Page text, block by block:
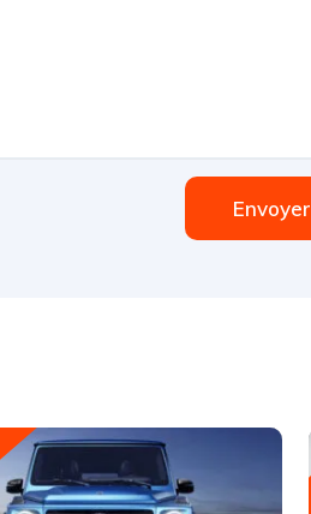
Envoyer